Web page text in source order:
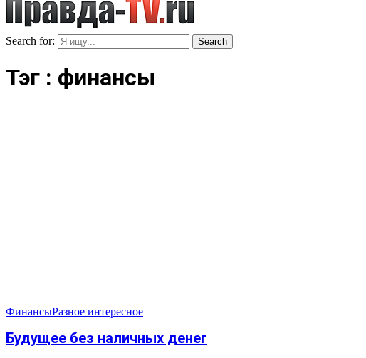
Search for: Search
Тэг : финансы
ФинансыРазное интересное
Будущее без наличных денег